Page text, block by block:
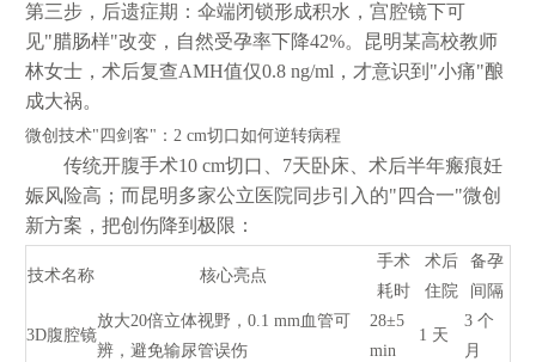
第三步，后遗症期：伞端闭锁形成积水，宫腔镜下可
见"腊肠样"改变，自然受孕率下降42%。昆明某高校教师
林女士，术后复查AMH值仅0.8 ng/ml，才意识到"小痛"酿
成大祸。
微创技术"四剑客"：2 cm切口如何逆转病程
传统开腹手术10 cm切口、7天卧床、术后半年瘢痕妊
娠风险高；而昆明多家公立医院同步引入的"四合一"微创
新方案，把创伤降到极限：
技术名称 核心亮点
手术
耗时
术后
住院
备孕
间隔
3D腹腔镜
放大20倍立体视野，0.1 mm血管可
辨，避免输尿管误伤
28±5
min
1 天
3 个
月